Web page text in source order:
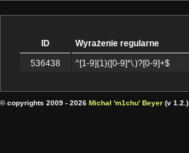
ID Wyrażenie regularne
536438
^[1-9]{1}([0-9]*\.)?[0-9]+$
© copyrights 2009 - 2026 Michał 'm1chu' Beyer (v 1.2.).